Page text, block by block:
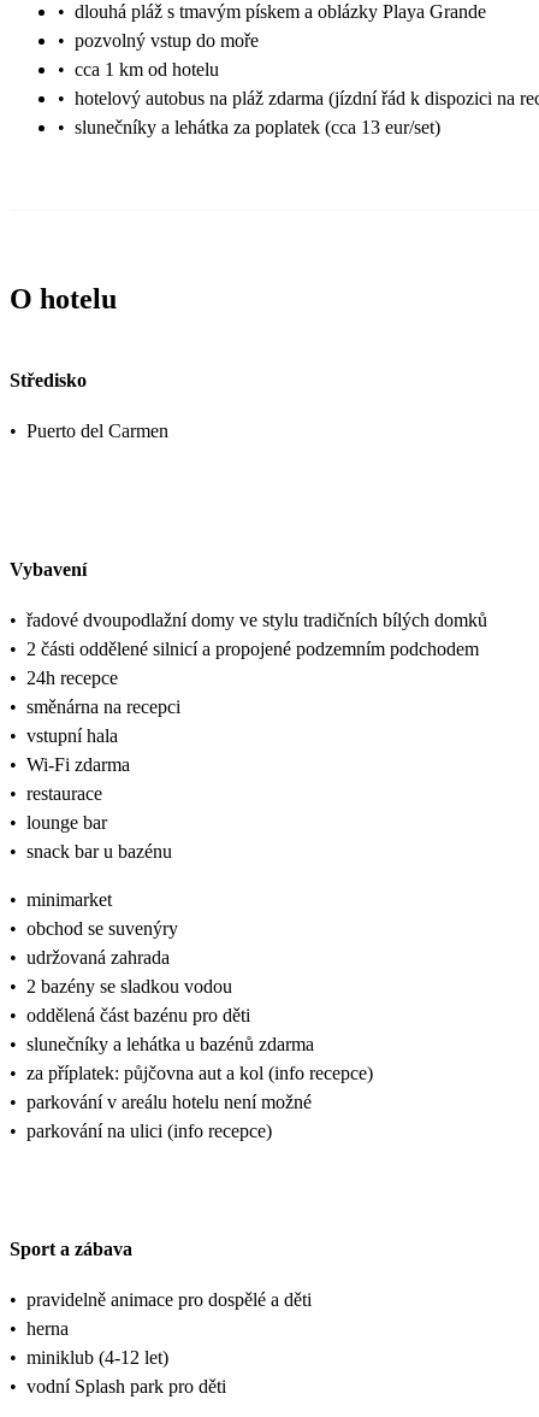
• dlouhá pláž s tmavým pískem a oblázky Playa Grande
• pozvolný vstup do moře
• cca 1 km od hotelu
• hotelový autobus na pláž zdarma (jízdní řád k dispozici na
• slunečníky a lehátka za poplatek (cca 13 eur/set)
O hotelu
Středisko
• Puerto del Carmen
Vybavení
• řadové dvoupodlažní domy ve stylu tradičních bílých domků
• 2 části oddělené silnicí a propojené podzemním podchodem
• 24h recepce
• směnárna na recepci
• vstupní hala
• Wi-Fi zdarma
• restaurace
• lounge bar
• snack bar u bazénu
• minimarket
• obchod se suvenýry
• udržovaná zahrada
• 2 bazény se sladkou vodou
• oddělená část bazénu pro děti
• slunečníky a lehátka u bazénů zdarma
• za příplatek: půjčovna aut a kol (info recepce)
• parkování v areálu hotelu není možné
• parkování na ulici (info recepce)
Sport a zábava
• pravidelně animace pro dospělé a děti
• herna
• miniklub (4-12 let)
• vodní Splash park pro děti